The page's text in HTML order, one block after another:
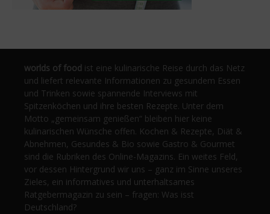
worlds of food ist eine kulinarische Reise durch das Netz
und liefert relevante Informationen zu gesundem Essen
und Trinken sowie spannende Interviews mit
Spitzenköchen und ihre besten Rezepte. Unter dem
Motto „gemeinsam genießen“ bleiben hier keine
kulinarischen Wünsche offen. Kochen & Rezepte, Diät &
Abnehmen, Gesundes & Bio sowie Gastro & Gourmet
sind die Rubriken des Online-Magazins. Ein weites Feld,
vor dessen Hintergrund wir uns – ganz im Sinne unseres
Zieles, ein informatives und unterhaltsames
Ratgebermagazin zu sein – fragen: Was isst
Deutschland?